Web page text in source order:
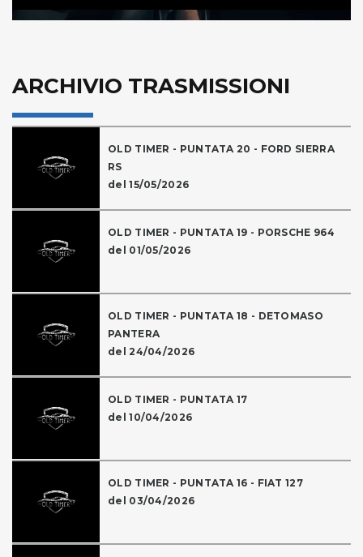
ARCHIVIO TRASMISSIONI
OLD TIMER - PUNTATA 20 - FORD SIERRA
RS
del 15/05/2026
OLD TIMER - PUNTATA 19 - PORSCHE 964
del 01/05/2026
OLD TIMER - PUNTATA 18 - DETOMASO
PANTERA
del 24/04/2026
OLD TIMER - PUNTATA 17
del 10/04/2026
OLD TIMER - PUNTATA 16 - FIAT 127
del 03/04/2026